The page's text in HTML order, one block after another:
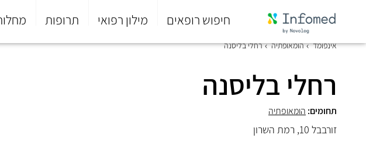
חיפוש רופאים מילון רפואי תרופות
סוף
אינפומד הומאופתיה רחלי בליסנה
רחלי בליסנה
תחומים: הומאופתיה
זורבבל 10, רמת השרון